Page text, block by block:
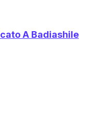
A Badiashile